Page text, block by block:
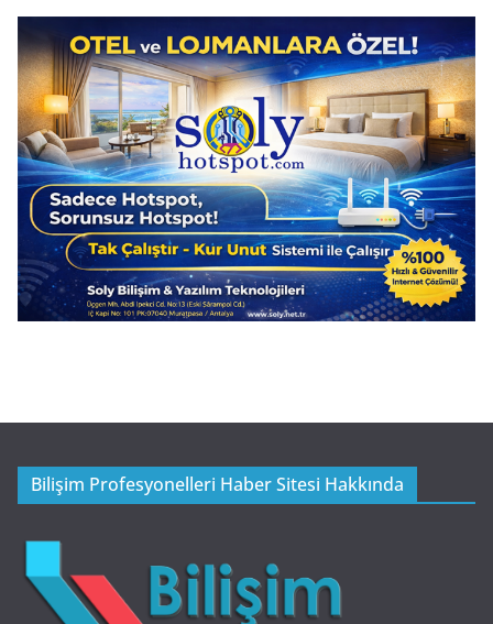
Bilişim Profesyonelleri Haber Sitesi Hakkında